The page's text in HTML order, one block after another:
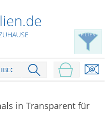
FILTER
in Transparent für